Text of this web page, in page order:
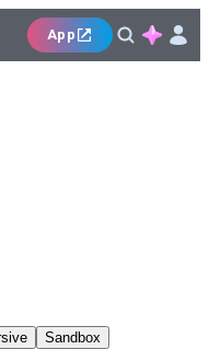
App
Sandbox